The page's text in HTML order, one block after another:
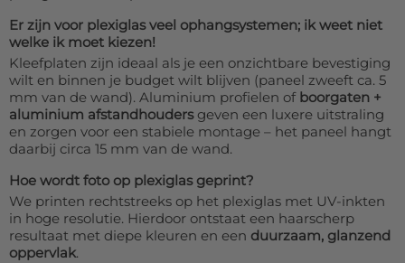
Er zijn voor plexiglas veel ophangsystemen; ik weet niet
welke ik moet kiezen!
Kleefplaten zijn ideaal als je een onzichtbare bevestiging
wilt en binnen je budget wilt blijven (paneel zweeft ca. 5
mm van de wand). Aluminium profielen of boorgaten +
aluminium afstandhoudersgeven een luxere uitstraling
en zorgen voor een stabiele montage – het paneel hangt
daarbij circa 15 mm van de wand.
Hoe wordt foto op plexiglas geprint?
We printen rechtstreeks op het plexiglas met UV-inkten
in hoge resolutie. Hierdoor ontstaat een haarscherp
resultaat met diepe kleuren en een duurzaam, glanzend
oppervlak.